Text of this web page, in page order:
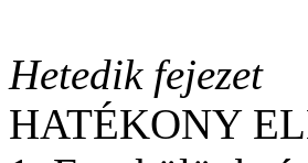
Hetedik fejezet
HATÉKONY